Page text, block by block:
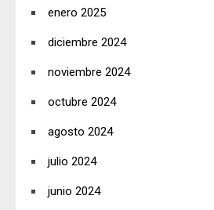
enero 2025
diciembre 2024
noviembre 2024
octubre 2024
agosto 2024
julio 2024
junio 2024